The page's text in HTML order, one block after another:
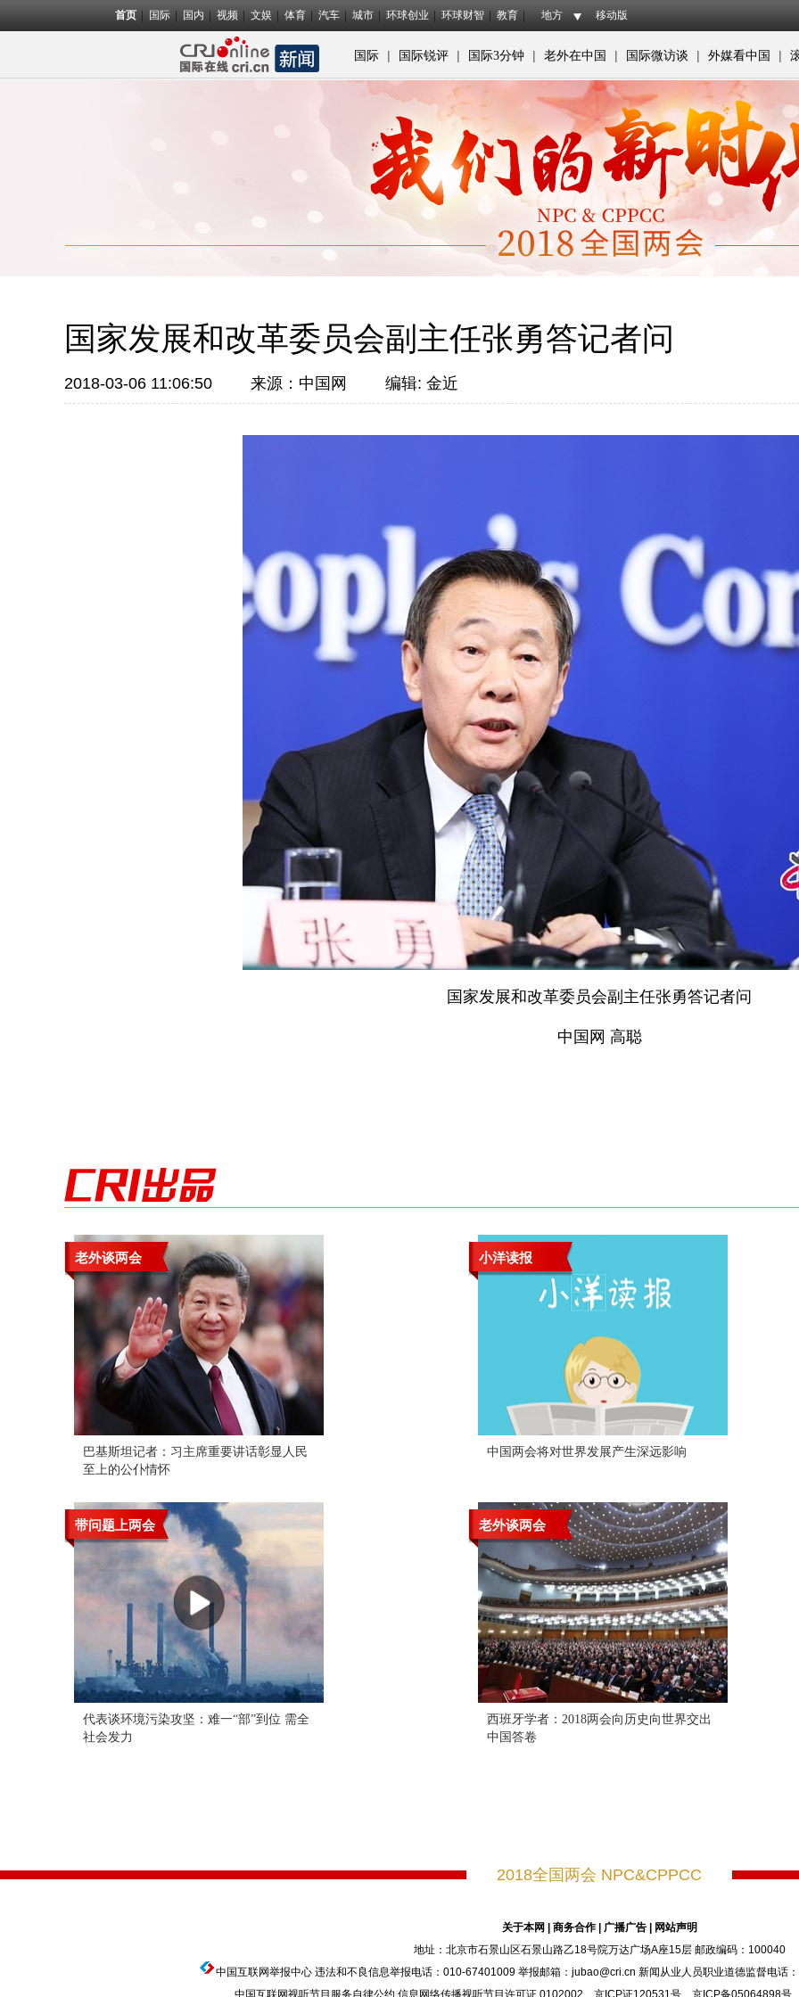
首页 国际 国内 视频 文娱 体育 汽车 城市 环球创业 环球财智 教育 地方 移动版
国际 | 国际锐评 | 国际3分钟 | 老外在中国 | 国际微访谈 | 外媒看中国 |
国家发展和改革委员会副主任张勇答记者问
2018-03-06 11:06:50 来源：中国网 编辑: 金近
国家发展和改革委员会副主任张勇答记者问
中国网 高聪
老外谈两会
巴基斯坦记者：习主席重要讲话彰显人民
至上的公仆情怀
小洋读报
中国两会将对世界发展产生深远影响
带问题上两会
代表谈环境污染攻坚：难一“部”到位 需全
社会发力
老外谈两会
西班牙学者：2018两会向历史向世界交出
中国答卷
2018全国两会 NPC&CPPCC
关于本网 商务合作| 广播广告|
网站声明
地址：北京市石景山区石景山路乙18号院万达广场A座15层 邮政编码：100040
中国互联网举报中心违法和不良信息举报电话：010-67401009 举报邮箱：jubao@cri.cn 新闻从业人员职业道德监督电话
中国互联网视听节目服务自律公约 信息网络传播视听节目许可证 0102002 京ICP证120531号 京ICP备05064898